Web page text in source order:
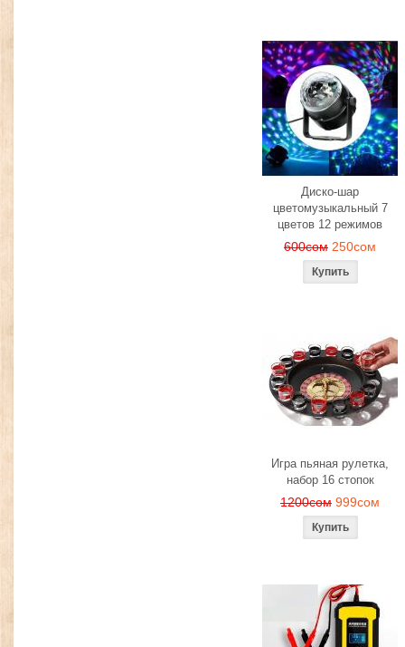
Диско-шар
цветомузыкальный 7
цветов 12 режимов
600сом 250сом
Игра пьяная рулетка,
набор 16 стопок
1200сом 999сом